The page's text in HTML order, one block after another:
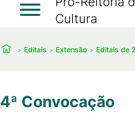
Cultura
Editais Extensão Editais de
4ª Convocação